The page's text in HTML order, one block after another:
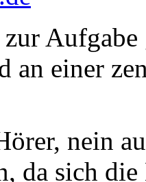
an einer
nein
da sich